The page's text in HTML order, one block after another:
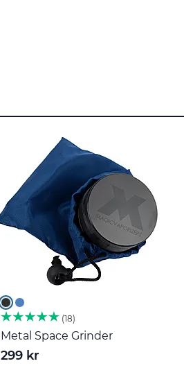
18
Metal Space Grinder
299 kr